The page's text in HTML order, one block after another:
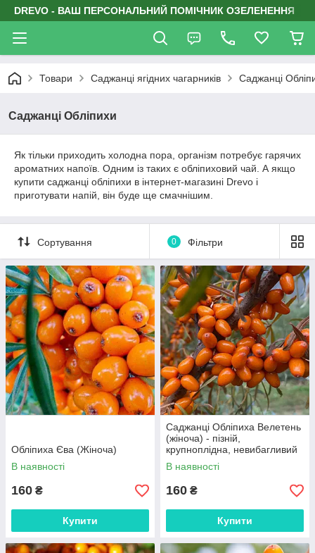
DREVO - ВАШ ПЕРСОНАЛЬНИЙ ПОМІЧНИК ОЗЕЛЕНЕННЯ
Товари Саджанці ягідних чагарників Саджанці
Саджанці Обліпихи
Як тільки приходить холодна пора, організм потребує гарячих
ароматних напоїв. Одним із таких є обліпиховий чай. А якщо
купити саджанці обліпихи в інтернет-магазині Drevo і
приготувати напій, він буде ще смачнішим.
Сортування 0 Фільтри
Обліпиха Єва (Жіноча)
В наявності
160 ₴
Купити
Саджанці Обліпиха Велетень
(жіноча) - пізній,
крупноплідна, невибагливий
В наявності
160 ₴
Купити